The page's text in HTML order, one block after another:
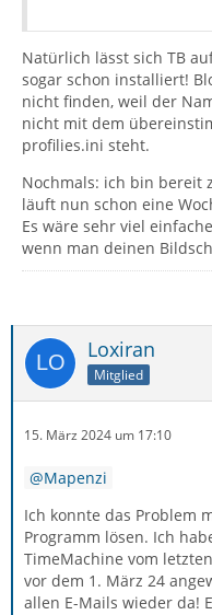
Natürlich lässt sich TB
sogar schon installiert!
nicht finden, weil der
nicht mit dem
profilies.ini steht.
Nochmals: ich bin bereit
läuft nun schon eine
Es wäre sehr viel
wenn man deinen
Loxiran
Mitglied
15. März 2024 um 17:10
Mapenzi
Ich konnte das Problem
Programm lösen. Ich
TimeMachine vom
vor dem 1. März 24
allen E-Mails wieder da!